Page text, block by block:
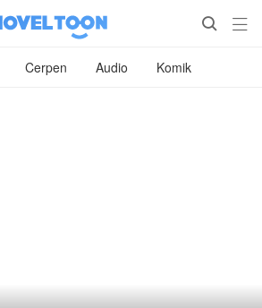
 
Cerpen Audio Komik